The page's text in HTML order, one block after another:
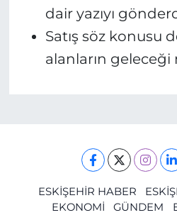
dair yazıyı
Satış söz konusu
alanların geleceği
ESKİŞEHİR HABER
EKONOMİ
GÜNDEM